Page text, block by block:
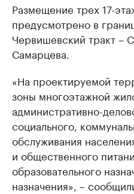
Размещение трех 17-
предусмотрено в
Червишевский тракт –
Самарцева.
«На проектируемой
зоны многоэтажной
административно-
социального,
обслуживания
и общественного
образовательного
назначения», –